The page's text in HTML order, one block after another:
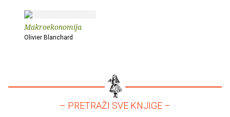
Makroekonomija
Olivier Blanchard
– PRETRAŽI SVE KNJIGE –